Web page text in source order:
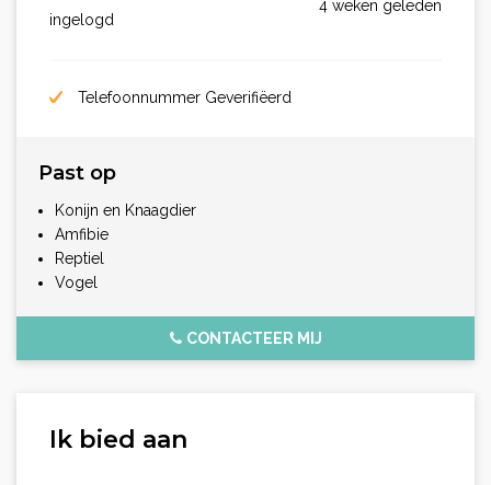
ingelogd
4 weken geleden
Telefoonnummer Geverifiëerd
Past op
Konijn en Knaagdier
Amfibie
Reptiel
Vogel
CONTACTEER MIJ
Ik bied aan